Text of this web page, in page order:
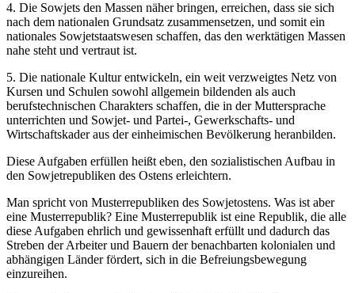
4. Die Sowjets den Massen näher bringen, erreichen, dass sie sich
nach dem nationalen Grundsatz zusammensetzen, und somit ein
nationales Sowjetstaatswesen schaffen, das den werktätigen Massen
nahe steht und vertraut ist.
5. Die nationale Kultur entwickeln, ein weit verzweigtes Netz von
Kursen und Schulen sowohl allgemein bildenden als auch
berufstechnischen Charakters schaffen, die in der Muttersprache
unterrichten und Sowjet- und Partei-, Gewerkschafts- und
Wirtschaftskader aus der einheimischen Bevölkerung heranbilden.
Diese Aufgaben erfüllen heißt eben, den sozialistischen Aufbau in
den Sowjetrepubliken des Ostens erleichtern.
Man spricht von Musterrepubliken des Sowjetostens. Was ist aber
eine Musterrepublik? Eine Musterrepublik ist eine Republik, die alle
diese Aufgaben ehrlich und gewissenhaft erfüllt und dadurch das
Streben der Arbeiter und Bauern der benachbarten kolonialen und
abhängigen Länder fördert, sich in die Befreiungsbewegung
einzureihen.